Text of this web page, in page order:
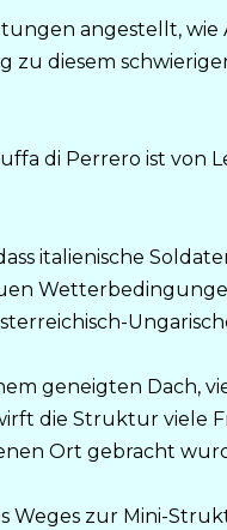
angestellt, wie
zu diesem
di Perrero ist von
italienische
geneigten Dach,
die Struktur viele
Ort gebracht
Weges zur Mini-